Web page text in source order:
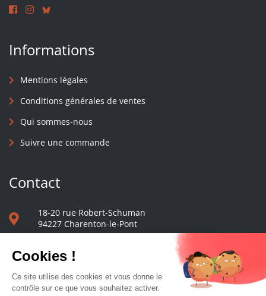
Informations
Mentions légales
Conditions générales de ventes
Qui sommes-nous
Suivre une commande
Contact
18-20 rue Robert-Schuman
94227 Charenton-le-Pont